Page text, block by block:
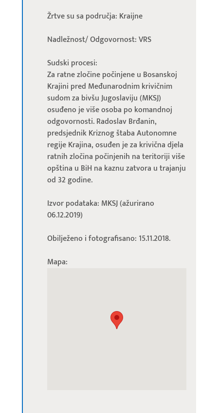
Žrtve su sa područja: Kraijne
Nadležnost/ Odgovornost: VRS
Sudski procesi:
Za ratne zločine počinjene u Bosanskoj
Krajini pred Međunarodnim krivičnim
sudom za bivšu Jugoslaviju (MKSJ)
osuđeno je više osoba po komandnoj
odgovornosti. Radoslav Brđanin,
predsjednik Kriznog štaba Autonomne
regije Krajina, osuđen je za krivična djela
ratnih zločina počinjenih na teritoriji više
opština u BiH na kaznu zatvora u trajanju
od 32 godine.
Izvor podataka: MKSJ (ažurirano
06.12.2019)
Obilježeno i fotografisano: 15.11.2018.
Mapa: